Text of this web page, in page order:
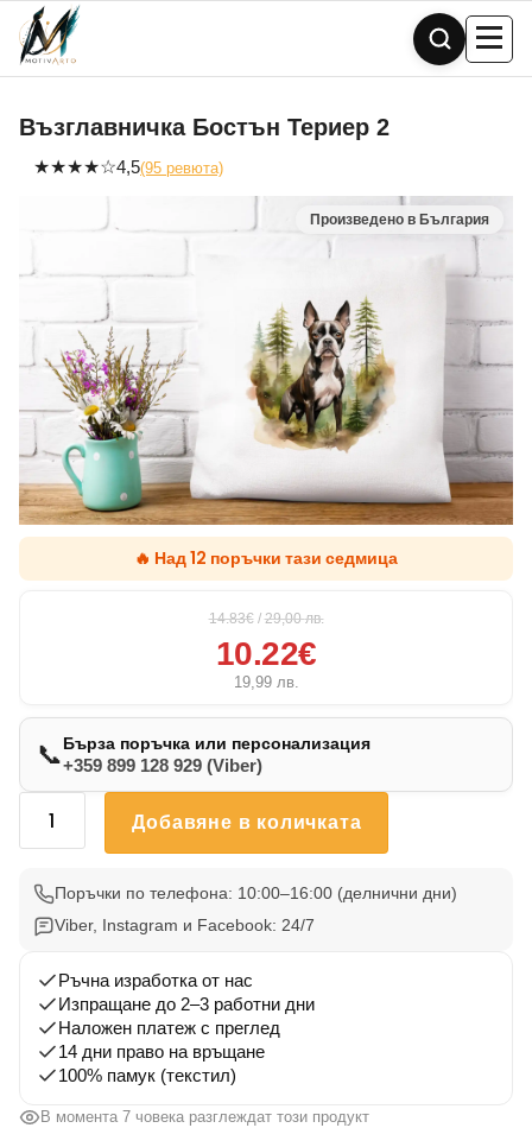
Skip
content
Възглавничка Бостън Териер 2
★★★★☆4,5(95 ревюта)
🔥 Над 12 поръчки тази седмица
14.83€ / 29,00лв.
10.22€
19,99 лв.
📞Бърза поръчка или персонализация
+359 899 128 929 (Viber)
количество
Възглавничка
Бостън
Териер
Добавяне в количката
Поръчки по телефона: 10:00–16:00 (делнични дни)
Viber, Instagram и Facebook: 24/7
Ръчна изработка от нас
Изпращане до 2–3 работни дни
Наложен платеж с преглед
14 дни право на връщане
100% памук (текстил)
В момента 7 човека разглеждат този продукт